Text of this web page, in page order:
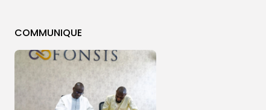
COMMUNIQUE